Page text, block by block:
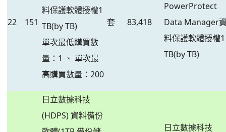
22 151
料保護軟體授權1
TB(by TB)
單次最低購買數
量：1 、 單次最
高購買數量：200
套 83,418
PowerProtect
Data Manager
料保護軟體授權1
TB(by TB)
日立數據科技
(HDPS) 資料備份
日立數據科技